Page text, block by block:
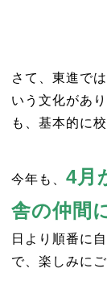
さて、東進で
いう文化があ
も、基本的に
今年も、 4月
舎の仲間
日より順番に
で、楽しみに